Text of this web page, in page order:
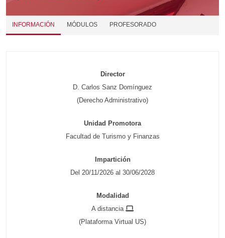
INFORMACIÓN MÓDULOS PROFESORADO
Director
D. Carlos Sanz Domínguez
(Derecho Administrativo)
Unidad Promotora
Facultad de Turismo y Finanzas
Impartición
Del 20/11/2026 al 30/06/2028
Modalidad
A distancia
(Plataforma Virtual US)